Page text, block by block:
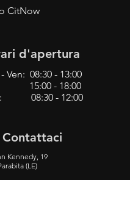
CitNow
d'apertura
Ven: 08:30 - 13:00
- 18:00
08:30 - 12:00
Contattaci
Kennedy, 19
(LE)